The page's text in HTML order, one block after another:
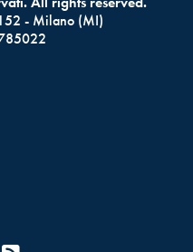
- Milano (MI)